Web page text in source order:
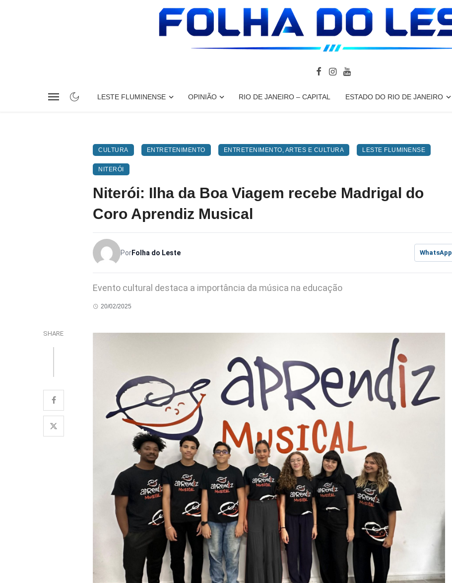
LESTE FLUMINENSE OPINIÃO RIO DE JANEIRO – CAPITAL ESTADO DO RIO DE JANEIRO
CULTURA ENTRETENIMENTO ENTRETENIMENTO, ARTES E CULTURA LESTE FLUMINENSE
NITERÓI
Niterói: Ilha da Boa Viagem recebe Madrigal do
Coro Aprendiz Musical
PorFolha do Leste WhatsApp
Evento cultural destaca a importância da música na educação
20/02/2025
SHARE